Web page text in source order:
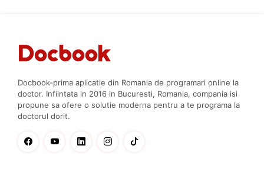
Docbook-prima aplicatie din Romania de programari online la
doctor. Infiintata in 2016 in Bucuresti, Romania, compania isi
propune sa ofere o solutie moderna pentru a te programa la
doctorul dorit.